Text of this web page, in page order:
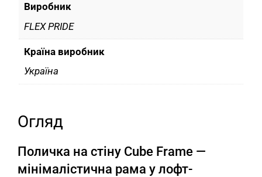
Виробник
FLEX PRIDE
Країна виробник
Україна
Огляд
Поличка на стіну Сube Frame —
мінімалістична рама у лофт-